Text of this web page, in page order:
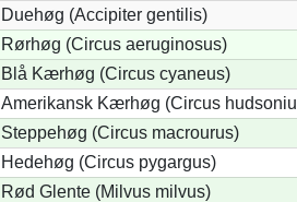
Duehøg (Accipiter gentilis)
Rørhøg (Circus aeruginosus)
Blå Kærhøg (Circus cyaneus)
Amerikansk Kærhøg (Circus
Steppehøg (Circus macrourus)
Hedehøg (Circus pygargus)
Rød Glente (Milvus milvus)